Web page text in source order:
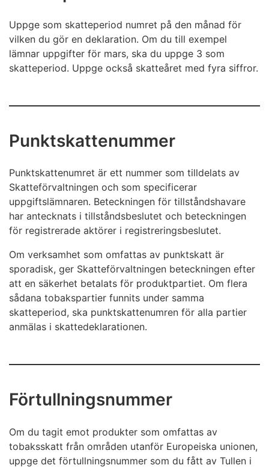
Uppge som skatteperiod numret på den månad för
vilken du gör en deklaration. Om du till exempel
lämnar uppgifter för mars, ska du uppge 3 som
skatteperiod. Uppge också skatteåret med fyra siffror.
Punktskattenummer
Punktskattenumret är ett nummer som tilldelats av
Skatteförvaltningen och som specificerar
uppgiftslämnaren. Beteckningen för tillståndshavare
har antecknats i tillståndsbeslutet och beteckningen
för registrerade aktörer i registreringsbeslutet.
Om verksamhet som omfattas av punktskatt är
sporadisk, ger Skatteförvaltningen beteckningen efter
att en säkerhet betalats för produktpartiet. Om flera
sådana tobakspartier funnits under samma
skatteperiod, ska punktskattenumren för alla partier
anmälas i skattedeklarationen.
Förtullningsnummer
Om du tagit emot produkter som omfattas av
tobaksskatt från områden utanför Europeiska unionen,
uppge det förtullningsnummer som du fått av Tullen i